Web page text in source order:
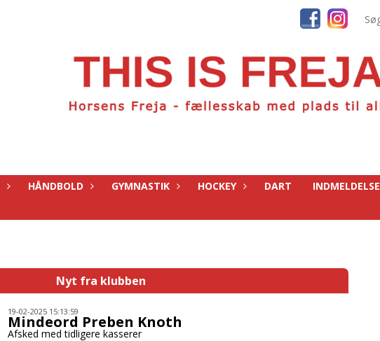
HÅNDBOLD GYMNASTIK HOCKEY DART INDMELDELSE
Nyt fra klubben
19-02-2025 15:13:59
Mindeord Preben Knoth
Afsked med tidligere kasserer